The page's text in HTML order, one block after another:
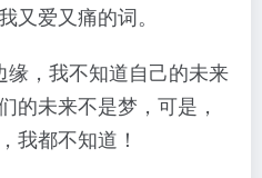
又爱又痛的词。
，我不知道自己的未来
的未来不是梦，可是，
我都不知道！